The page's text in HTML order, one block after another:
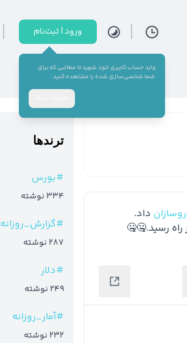
ورود | ثبت‌نام
وارد حساب کاربری خود شوید تا مطالبی که برای
شما شخصی‌سازی شده را مشاهده کنید.
رسید.🤐🤐
ترند‌ها
#بورس
334 نوشته
#گزارش_روزانه
287 نوشته
#دلار
249 نوشته
#آمار_روزانه
232 نوشته